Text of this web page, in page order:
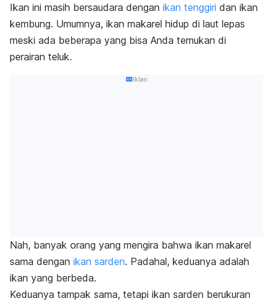
Ikan ini masih bersaudara dengan ikan tenggiri dan ikan
kembung. Umumnya, ikan makarel hidup di laut lepas
meski ada beberapa yang bisa Anda temukan di
perairan teluk.
Iklan
Nah, banyak orang yang mengira bahwa ikan makarel
sama dengan ikan sarden. Padahal, keduanya adalah
ikan yang berbeda.
Keduanya tampak sama, tetapi ikan sarden berukuran